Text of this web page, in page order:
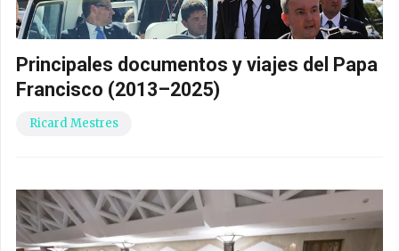
Principales documentos y viajes del Papa
Francisco (2013–2025)
Ricard Mestres